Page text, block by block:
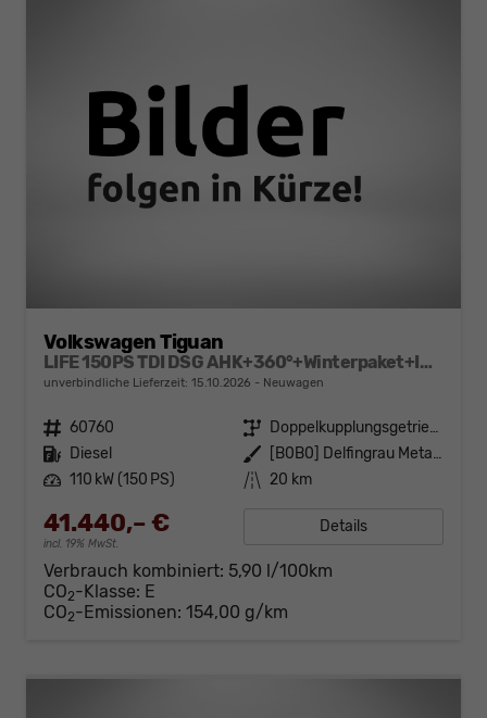
Volkswagen Tiguan
LIFE 150PS TDI DSG AHK+360°+Winterpaket+IQ.Drive+Alarm+ACC+App-Connect
unverbindliche Lieferzeit: 15.10.2026 Neuwagen
Fahrzeugnr. 60760 Getriebe
Doppelkupplungsgetriebe (DSG)
Kraftstoff Diesel Außenfarbe
[B0B0] Delfingrau Metallic
Leistung 110 kW (150 PS) Kilometerstand 20 km
41.440,– €
incl. 19% MwSt.
Details
Verbrauch kombiniert: 5,90 l/100km
CO2-Klasse: E
CO2-Emissionen: 154,00 g/km